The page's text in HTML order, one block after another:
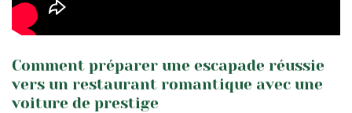
Comment préparer une escapade réussie
vers un restaurant romantique avec une
voiture de prestige